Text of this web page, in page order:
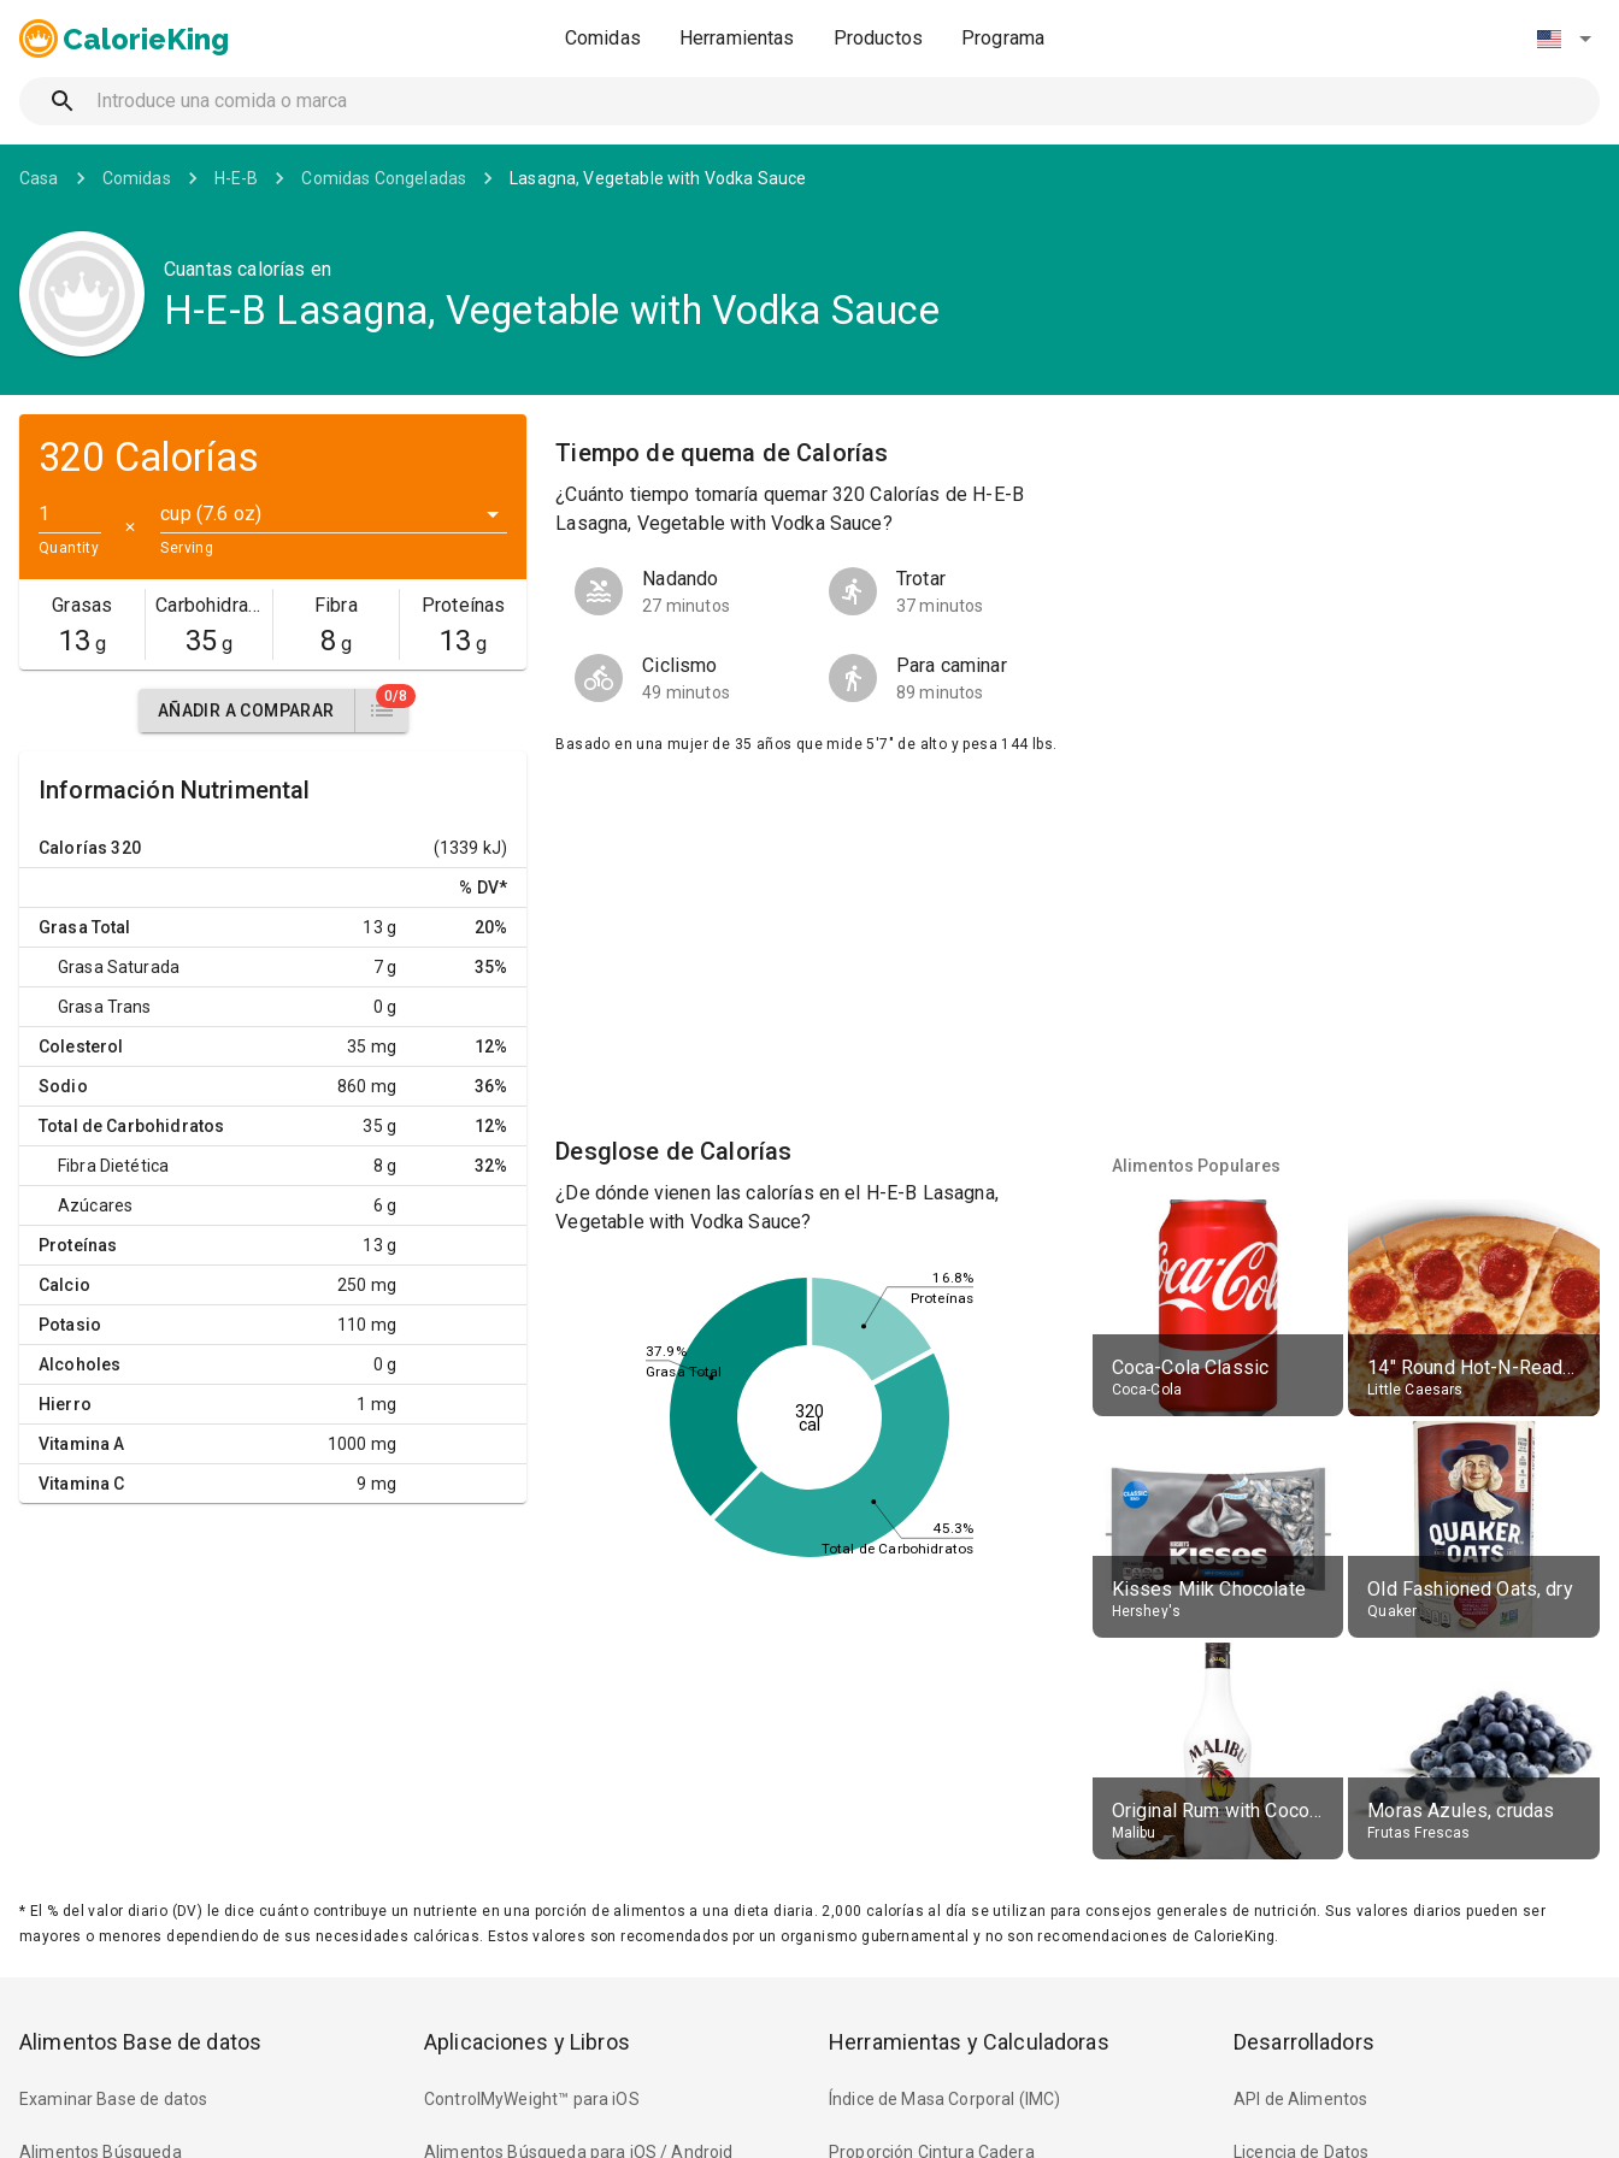
CalorieKing Comidas Herramientas Productos Programa
Casa Comidas H-E-B Comidas Congeladas Lasagna, Vegetable with Vodka Sauce
Cuantas calorías en
H-E-B Lasagna, Vegetable with Vodka Sauce
320 Calorías
Quantity
✕
cup (7.6 oz)
Serving
Grasas
13 g
Carbohidratos
35g
Fibra
8 g
Proteínas
13 g
AÑADIR A COMPARAR
0/8
Información Nutrimental
Calorías 320 (1339 kJ)
% DV*
Grasa Total 13 g 20%
Grasa Saturada 7 g 35%
Grasa Trans 0 g
Colesterol 35 mg 12%
Sodio 860 mg 36%
Total de Carbohidratos 35 g 12%
Fibra Dietética 8 g 32%
Azúcares 6 g
Proteínas 13 g
Calcio 250 mg
Potasio 110 mg
Alcoholes 0 g
Hierro 1 mg
Vitamina A 1000 mg
Vitamina C 9 mg
Tiempo de quema de Calorías
¿Cuánto tiempo tomaría quemar 320 Calorías de H-E-B
Lasagna, Vegetable with Vodka Sauce?
Nadando
27 minutos
Trotar
37 minutos
Ciclismo
49 minutos
Para caminar
89 minutos
Basado en una mujer de 35 años que mide 5'7" de alto y pesa 144 lbs.
Desglose de Calorías
¿De dónde vienen las calorías en el H-E-B Lasagna,
Vegetable with Vodka Sauce?
16.8%
45.3%
37.9%
Proteínas
Total de Carbohidratos
Grasa Total
320
cal
Alimentos Populares
Coca-Cola Classic
Coca-Cola
14" Round Hot-N-Ready Pepperoni Pizza
Little Caesars
Kisses Milk Chocolate
Hershey's
Old Fashioned Oats, dry
Quaker
Original Rum with Coconut Flavour (21% alc.)
Malibu
Moras Azules, crudas
Frutas Frescas
* El % del valor diario (DV) le dice cuánto contribuye un nutriente en una porción de alimentos a una dieta diaria. 2,000 calorías al día se utilizan para consejos generales de nutrición. Sus valores diarios pueden ser
mayores o menores dependiendo de sus necesidades calóricas. Estos valores son recomendados por un organismo gubernamental y no son recomendaciones de CalorieKing.
Alimentos Base de datos
Examinar Base de datos
Alimentos Búsqueda
Aplicaciones y Libros
ControlMyWeight™ para iOS
Alimentos Búsqueda para iOS / Android
Herramientas y Calculadoras
Índice de Masa Corporal (IMC)
Proporción Cintura Cadera
Desarrolladors
API de Alimentos
Licencia de Datos